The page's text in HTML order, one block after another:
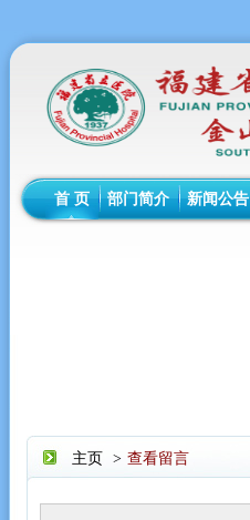
首 页 部门简介 新闻公告
主页 > 查看留言